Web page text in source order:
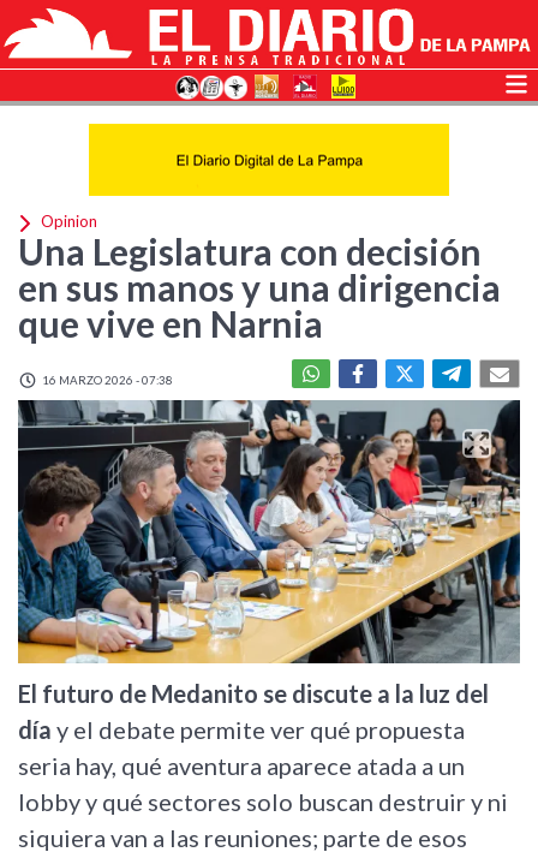
Opinion
Una Legislatura con decisión
en sus manos y una dirigencia
que vive en Narnia
16 MARZO 2026 - 07:38
El futuro de Medanito se discute a la luz del
día y el debate permite ver qué propuesta
seria hay, qué aventura aparece atada a un
lobby y qué sectores solo buscan destruir y ni
siquiera van a las reuniones; parte de esos